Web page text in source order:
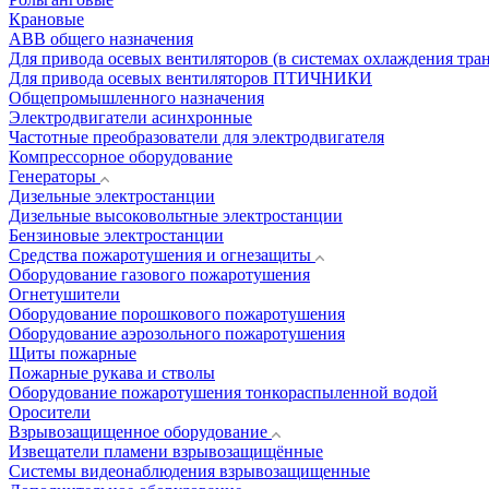
Крановые
АВВ общего назначения
Для привода осевых вентиляторов (в системах охлаждения
Для привода осевых вентиляторов ПТИЧНИКИ
Общепромышленного назначения
Электродвигатели асинхронные
Частотные преобразователи для электродвигателя
Компрессорное оборудование
Генераторы
Дизельные электростанции
Дизельные высоковольтные электростанции
Бензиновые электростанции
Средства пожаротушения и огнезащиты
Оборудование газового пожаротушения
Огнетушители
Оборудование порошкового пожаротушения
Оборудование аэрозольного пожаротушения
Щиты пожарные
Пожарные рукава и стволы
Оборудование пожаротушения тонкораспыленной водой
Оросители
Взрывозащищенное оборудование
Извещатели пламени взрывозащищённые
Системы видеонаблюдения взрывозащищенные